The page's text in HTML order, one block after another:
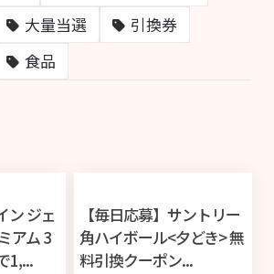
大量当選
引換券
食品
ン ジェ
アム 3
1,...
【毎日応募】サントリー
角ハイボール<夕どき> 無
料引換クーポン...